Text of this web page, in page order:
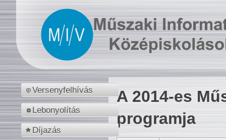
Versenyfelhívás
Lebonyolítás
Díjazás
A 2014-es
programja